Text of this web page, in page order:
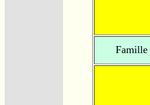
Famille